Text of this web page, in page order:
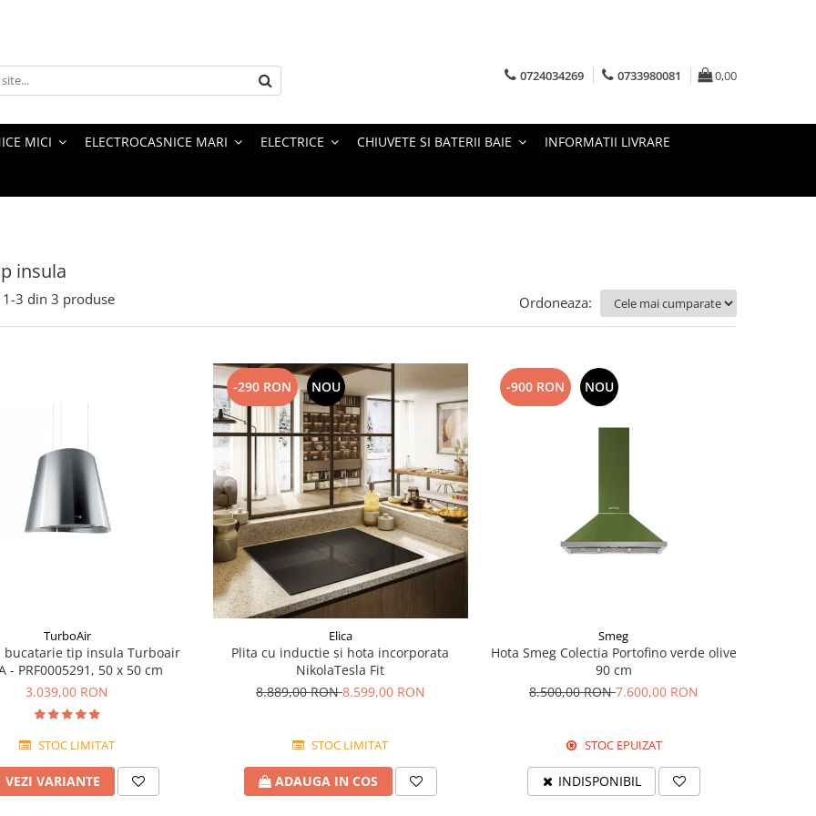
0724034269 0733980081 0,00
MICI ELECTROCASNICE MARI ELECTRICE CHIUVETE SI BATERII BAIE INFORMATII LIVRARE
insula
1-3 din 3 produse Ordoneaza:
TurboAir
bucatarie tip insula Turboair
- PRF0005291, 50 x 50 cm
3.039,00 RON
STOC LIMITAT
VEZI VARIANTE
-290 RON NOU
Elica
Plita cu inductie si hota incorporata
NikolaTesla Fit
8.889,00 RON8.599,00 RON
STOC LIMITAT
ADAUGA IN COS
-900 RON NOU
Smeg
Hota Smeg Colectia Portofino verde olive
90 cm
8.500,00 RON7.600,00 RON
STOC EPUIZAT
INDISPONIBIL